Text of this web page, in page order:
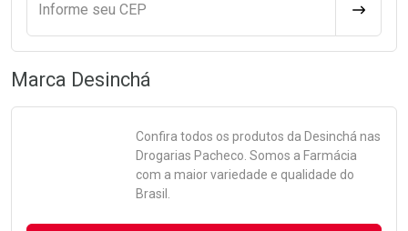
Informe seu CEP
Marca Desinchá
Confira todos os produtos da Desinchá nas
Drogarias Pacheco. Somos a Farmácia
com a maior variedade e qualidade do
Brasil.